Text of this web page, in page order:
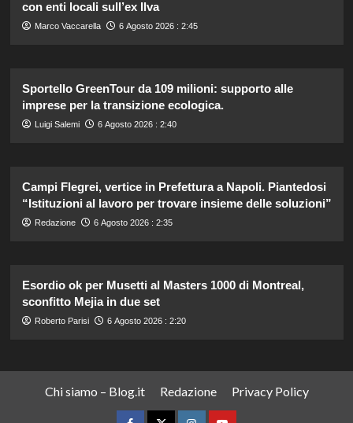
con enti locali sull’ex Ilva
Marco Vaccarella 6 Agosto 2026 : 2:45
Sportello GreenTour da 109 milioni: supporto alle
imprese per la transizione ecologica.
Luigi Salemi 6 Agosto 2026 : 2:40
Campi Flegrei, vertice in Prefettura a Napoli. Piantedosi
“Istituzioni al lavoro per trovare insieme delle soluzioni”
Redazione 6 Agosto 2026 : 2:35
Esordio ok per Musetti al Masters 1000 di Montreal,
sconfitto Mejia in due set
Roberto Parisi 6 Agosto 2026 : 2:20
Chi siamo – Blog.it Redazione Privacy Policy